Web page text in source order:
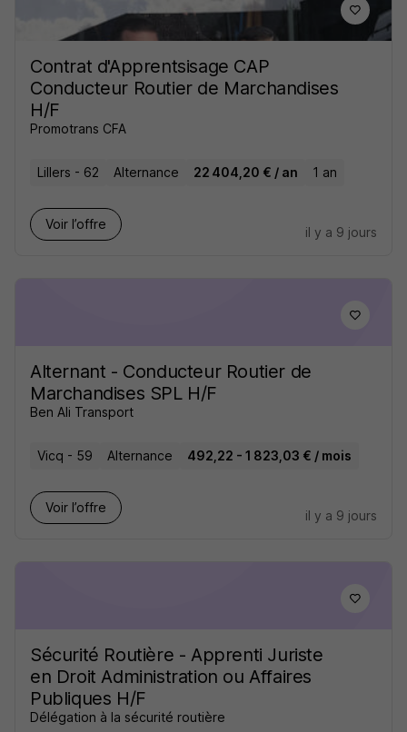
Contrat d'Apprentsisage CAP
Conducteur Routier de Marchandises
H/F
Promotrans CFA
Lillers - 62 Alternance 22 404,20 € / an 1 an
Voir l’offre
il y a 9 jours
Alternant - Conducteur Routier de
Marchandises SPL H/F
Ben Ali Transport
Vicq - 59 Alternance 492,22 - 1 823,03 € / mois
Voir l’offre
il y a 9 jours
Sécurité Routière - Apprenti Juriste
en Droit Administration ou Affaires
Publiques H/F
Délégation à la sécurité routière